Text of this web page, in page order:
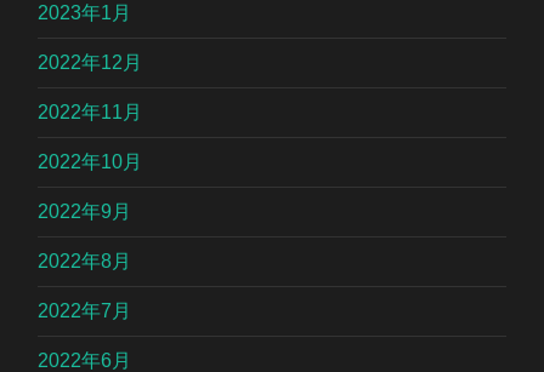
2023年1月
2022年12月
2022年11月
2022年10月
2022年9月
2022年8月
2022年7月
2022年6月